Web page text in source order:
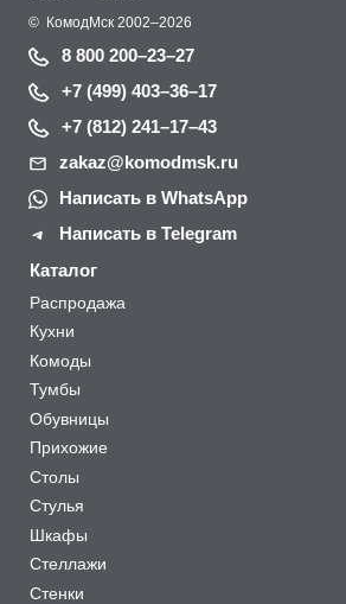
© КомодМск 2002–2026
8 800 200–23–27
+7 (499) 403–36–17
+7 (812) 241–17–43
zakaz@komodmsk.ru
Написать в WhatsApp
Написать в Telegram
Каталог
Распродажа
Кухни
Комоды
Тумбы
Обувницы
Прихожие
Столы
Стулья
Шкафы
Стеллажи
Стенки